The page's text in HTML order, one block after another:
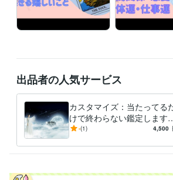
出品者の人気サービス
カスタマイズ：当たってる
けで終わらない鑑定します
自分で未来を選択できる占
-(1) 4,500